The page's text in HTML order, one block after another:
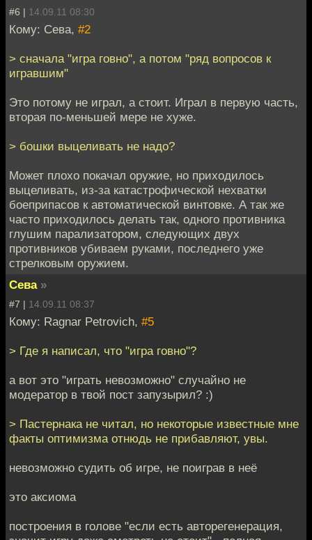
#6 | 14.09.11 08:30
Кому: Сева, #2
> сначала "игра говно", а потом "ряд вопросов к
игравшим"
Это потому не играл, а стоит. Играл в первую часть,
вторая по-меньшей мере не хуже.
> бошки выцеливать не надо?
Может плохо покачал оружие, но приходилось
выцеливать, из-за катастрофической нехватки
боеприпасов к автоматической винтовке. А так же
часто приходилось делать так, одного противника
глушим парализатором, следующих двух
противников убиваем руками, последнего уже
стрелковым оружием.
Сева »
#7 | 14.09.11 08:37
Кому: Ragnar Petrovich, #5
> Где я написал, что "игра говно"?
а вот это "играть невозможно" случайно не
модератор в твой пост запузырил? :)
> Пастернака не читал, но некоторые известные мне
факты оптимизма отнюдь не прибавляют, увы.
невозможно судить об игре, не поиграв в неё
это аксиома
построения в голове "если есть авторегенерация,